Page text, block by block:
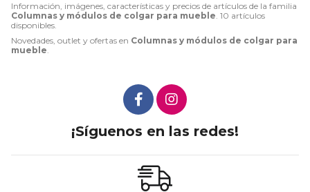
Información, imágenes, características y precios de artículos de la familia
Columnas y módulos de colgar para mueble. 10 artículos
disponibles.
Novedades, outlet y ofertas en Columnas y módulos de colgar para
mueble.
¡Síguenos en las redes!